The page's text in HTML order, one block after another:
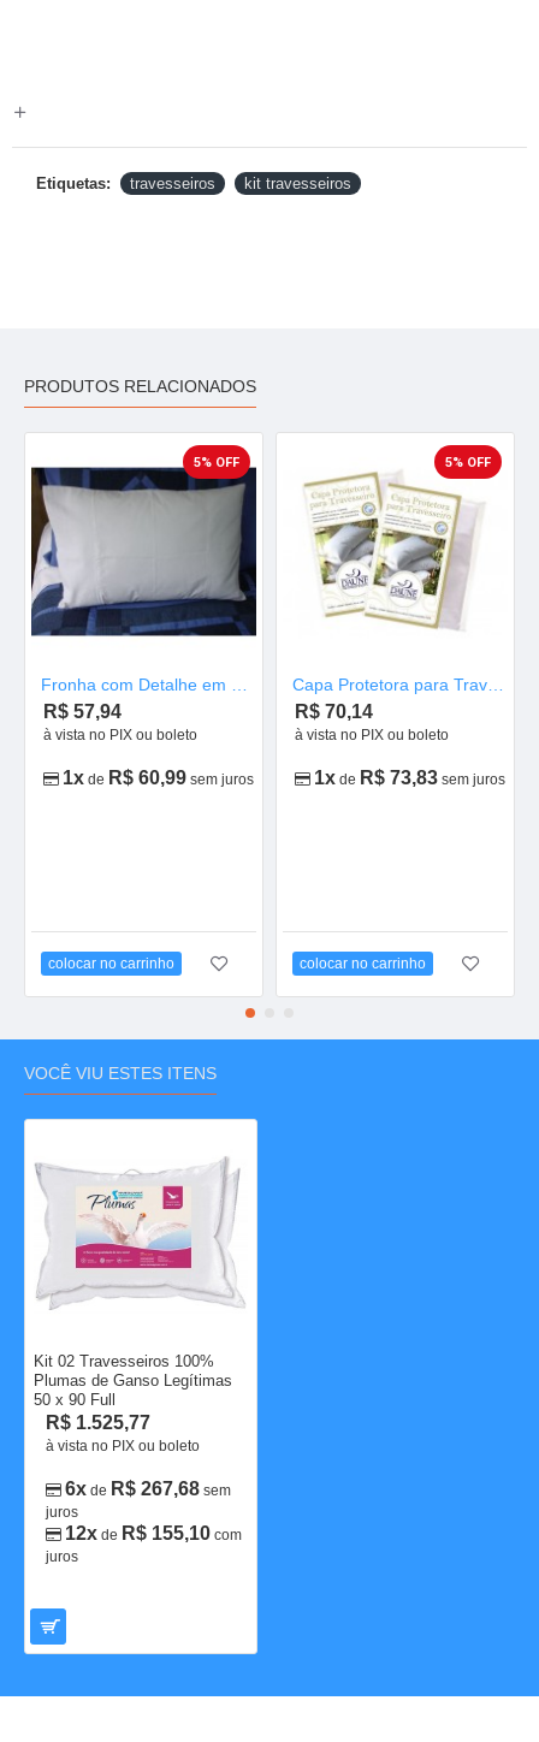
Etiquetas: travesseiros kit travesseiros
PRODUTOS RELACIONADOS
5% OFF
R$ 57,94
à vista no PIX ou boleto
1x de R$ 60,99 sem juros
colocar no carrinho
5% OFF
R$ 70,14
à vista no PIX ou boleto
1x de R$ 73,83 sem juros
colocar no carrinho
VOCÊ VIU ESTES ITENS
Kit 02 Travesseiros 100%
Plumas de Ganso Legítimas
50 x 90 Full
R$ 1.525,77
à vista no PIX ou boleto
6x de R$ 267,68 sem
juros
12x de R$ 155,10 com
juros